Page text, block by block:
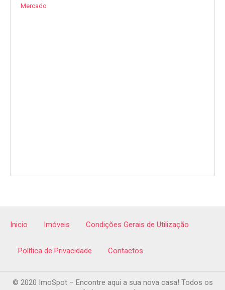
Mercado
Inicio Imóveis Condições Gerais de Utilização
Política de Privacidade Contactos
© 2020 ImoSpot – Encontre aqui a sua nova casa! Todos os